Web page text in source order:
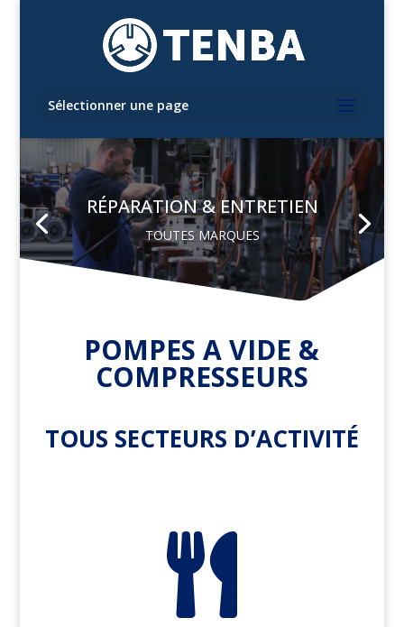
Sélectionner une page
RÉPARATION & ENTRETIEN
TOUTES MARQUES
POMPES A VIDE &
COMPRESSEURS
TOUS SECTEURS D’ACTIVITÉ
